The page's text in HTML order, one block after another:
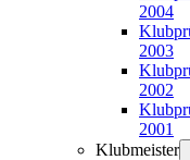
2004
2003
2002
2001
Klubmeister